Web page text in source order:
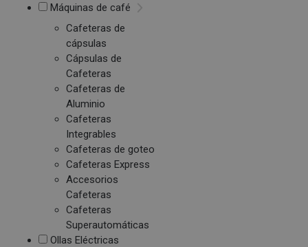
Máquinas de café
Cafeteras de
cápsulas
Cápsulas de
Cafeteras
Cafeteras de
Aluminio
Cafeteras
Integrables
Cafeteras de goteo
Cafeteras Express
Accesorios
Cafeteras
Cafeteras
Superautomáticas
Ollas Eléctricas